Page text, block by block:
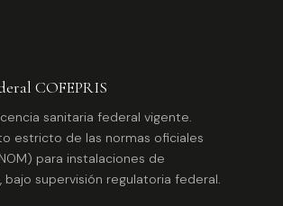
COFEPRIS
sanitaria federal vigente.
estricto de las normas oficiales
para instalaciones de
bajo supervisión regulatoria federal.